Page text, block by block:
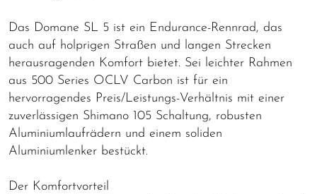
Das Domane SL 5 ist ein Endurance-Rennrad, das
auch auf holprigen Straßen und langen Strecken
herausragenden Komfort bietet. Sei leichter Rahmen
aus 500 Series OCLV Carbon ist für ein
hervorragendes Preis/Leistungs-Verhältnis mit einer
zuverlässigen Shimano 105 Schaltung, robusten
Aluminiumlaufrädern und einem soliden
Aluminiumlenker bestückt.
Der Komfortvorteil